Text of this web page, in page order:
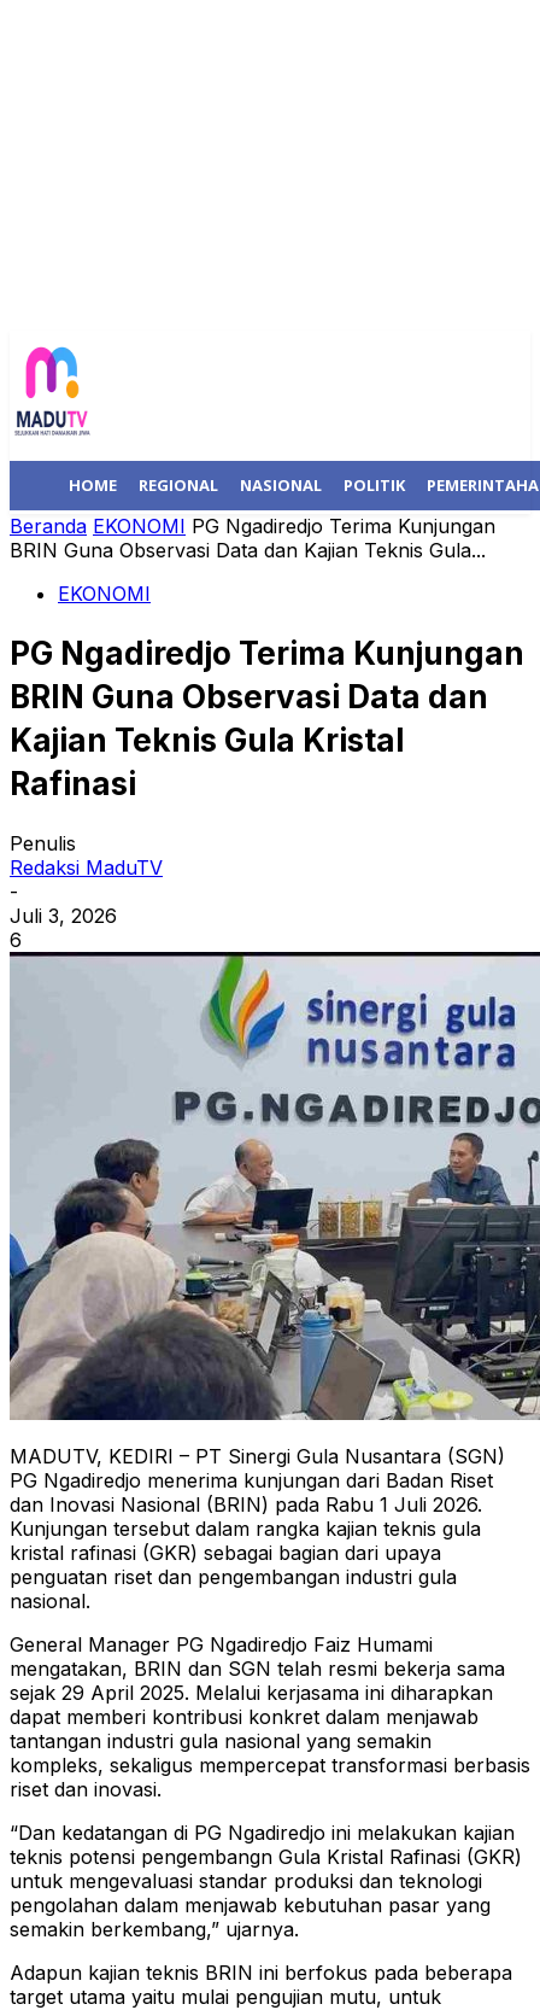
HOME REGIONAL NASIONAL POLITIK
Beranda EKONOMI PG Ngadiredjo Terima Kunjungan
BRIN Guna Observasi Data dan Kajian Teknis Gula...
EKONOMI
PG Ngadiredjo Terima Kunjungan
BRIN Guna Observasi Data dan
Kajian Teknis Gula Kristal
Rafinasi
Penulis
Redaksi MaduTV
-
Juli 3, 2026
6
MADUTV, KEDIRI – PT Sinergi Gula Nusantara (SGN)
PG Ngadiredjo menerima kunjungan dari Badan Riset
dan Inovasi Nasional (BRIN) pada Rabu 1 Juli 2026.
Kunjungan tersebut dalam rangka kajian teknis gula
kristal rafinasi (GKR) sebagai bagian dari upaya
penguatan riset dan pengembangan industri gula
nasional.
General Manager PG Ngadiredjo Faiz Humami
mengatakan, BRIN dan SGN telah resmi bekerja sama
sejak 29 April 2025. Melalui kerjasama ini diharapkan
dapat memberi kontribusi konkret dalam menjawab
tantangan industri gula nasional yang semakin
kompleks, sekaligus mempercepat transformasi berbasis
riset dan inovasi.
“Dan kedatangan di PG Ngadiredjo ini melakukan kajian
teknis potensi pengembangn Gula Kristal Rafinasi (GKR)
untuk mengevaluasi standar produksi dan teknologi
pengolahan dalam menjawab kebutuhan pasar yang
semakin berkembang,” ujarnya.
Adapun kajian teknis BRIN ini berfokus pada beberapa
target utama yaitu mulai pengujian mutu, untuk